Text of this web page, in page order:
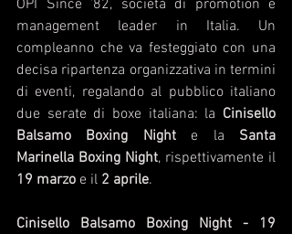
OPI Since ’82, società di promotion e
management leader in Italia. Un
compleanno che va festeggiato con una
decisa ripartenza organizzativa in termini
di eventi, regalando al pubblico italiano
due serate di boxe italiana: la Cinisello
Balsamo Boxing Night e la Santa
Marinella Boxing Night
19 marzo e il 2 aprile.
Cinisello Balsamo Boxing Night - 19